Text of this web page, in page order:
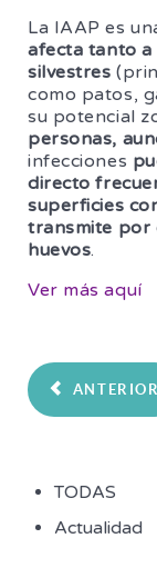
La IAAP es
afecta tanto a
silvestres
como patos,
su potencial
personas,
infecciones
directo
superficies
transmite por
huevos.
Ver más aquí
ANTERIOR
TODAS
Actualidad